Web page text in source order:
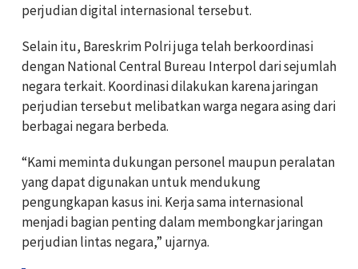
perjudian digital internasional tersebut.
Selain itu, Bareskrim Polri juga telah berkoordinasi
dengan National Central Bureau Interpol dari sejumlah
negara terkait. Koordinasi dilakukan karena jaringan
perjudian tersebut melibatkan warga negara asing dari
berbagai negara berbeda.
“Kami meminta dukungan personel maupun peralatan
yang dapat digunakan untuk mendukung
pengungkapan kasus ini. Kerja sama internasional
menjadi bagian penting dalam membongkar jaringan
perjudian lintas negara,” ujarnya.